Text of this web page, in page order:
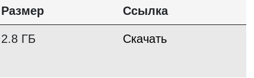
Размер Ссылка
2.8 ГБ Скачать